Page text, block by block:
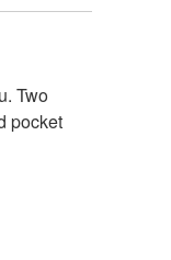
Two
pocket